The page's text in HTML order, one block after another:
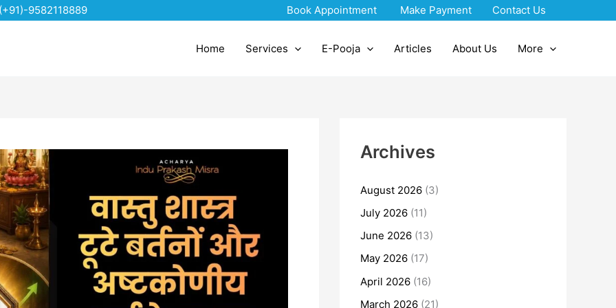
(+91)-9582118889 Book Appointment Make Payment Contact Us
Home Services E-Pooja Articles About Us More
Archives
August 2026 (3)
July 2026 (11)
June 2026 (13)
May 2026 (17)
April 2026 (16)
March 2026 (21)